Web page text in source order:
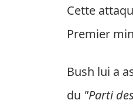
Cette
Premier
Bush lui a
du "Parti